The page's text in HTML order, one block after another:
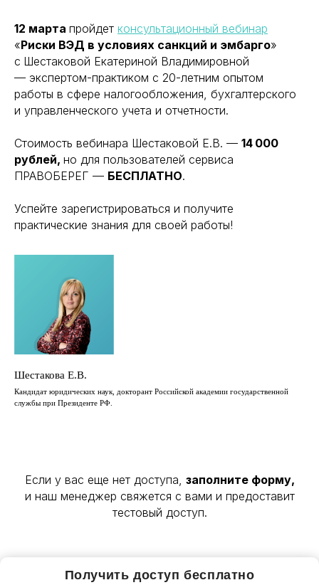
12 марта пройдет консультационный вебинар
«Риски ВЭД в условиях санкций и эмбарго»
с Шестаковой Екатериной Владимировной
— экспертом-практиком с 20-летним опытом
работы в сфере налогообложения, бухгалтерского
и управленческого учета и отчетности.
Стоимость вебинара Шестаковой Е.В. — 14 000
рублей, но для пользователей сервиса
ПРАВОБЕРЕГ — БЕСПЛАТНО.
Успейте зарегистрироваться и получите
практические знания для своей работы!
Шестакова Е.В.
Кандидат юридических наук, докторант Российской академии государственной
службы при Президенте РФ.
Если у вас еще нет доступа, заполните форму,
и наш менеджер свяжется с вами и предоставит
тестовый доступ.
Получить доступ бесплатно